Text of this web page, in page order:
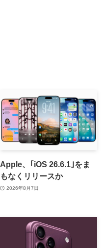
Apple、｢iOS 26.6.1｣をま
もなくリリースか
2026年8月7日